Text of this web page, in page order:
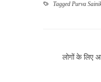
Tagged Purva
लोगों के ​लिए